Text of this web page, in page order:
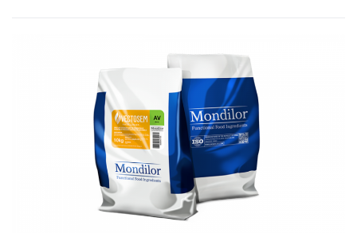
CAPACITACIONES
DIRECTORIO
CALENDARIO
MEDIA KIT
TEMAS DESTACADOS